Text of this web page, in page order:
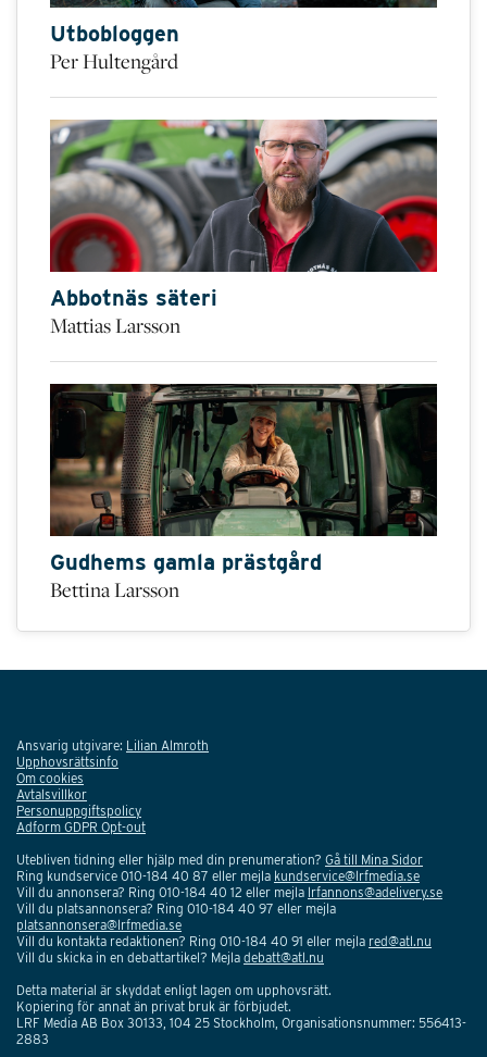
Utbobloggen
Per Hultengård
Abbotnäs säteri
Mattias Larsson
Gudhems gamla prästgård
Bettina Larsson
Ansvarig utgivare: Lilian Almroth
Upphovsrättsinfo
Om cookies
Avtalsvillkor
Personuppgiftspolicy
Adform GDPR Opt-out
Utebliven tidning eller hjälp med din prenumeration? Gå till Mina Sidor
Ring kundservice 010-184 40 87 eller mejla kundservice@lrfmedia.se
Vill du annonsera? Ring 010-184 40 12 eller mejla lrfannons@adelivery.se
Vill du platsannonsera? Ring 010-184 40 97 eller mejla
platsannonsera@lrfmedia.se
Vill du kontakta redaktionen? Ring 010-184 40 91 eller mejla red@atl.nu
Vill du skicka in en debattartikel? Mejla debatt@atl.nu
Detta material är skyddat enligt lagen om upphovsrätt.
Kopiering för annat än privat bruk är förbjudet.
LRF Media AB Box 30133, 104 25 Stockholm, Organisationsnummer: 556413-
2883